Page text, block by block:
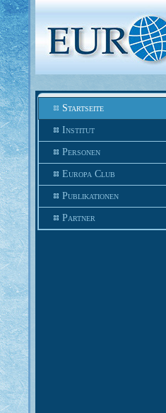
Startseite
Institut
Personen
Europa Club
Publikationen
Partner